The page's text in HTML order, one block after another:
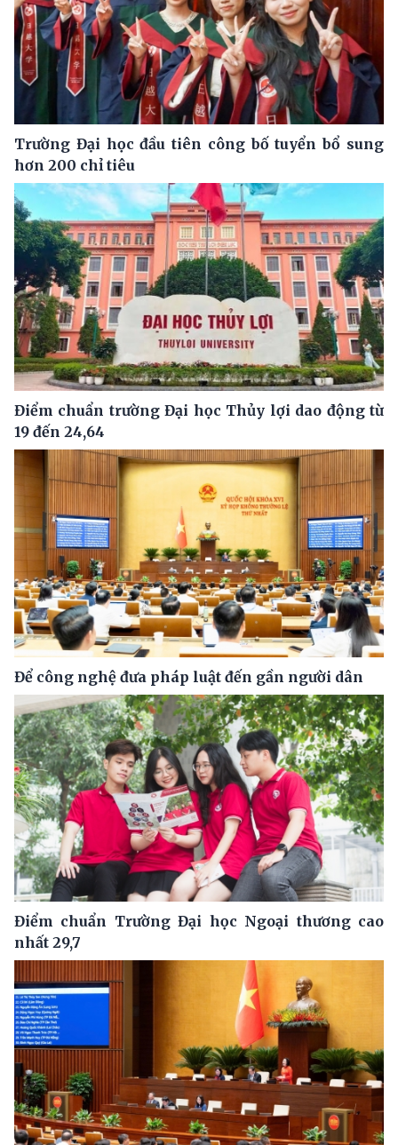
Trường Đại học đầu tiên công bố tuyển bổ sung
hơn 200 chỉ tiêu
Điểm chuẩn trường Đại học Thủy lợi dao động từ
19 đến 24,64
Để công nghệ đưa pháp luật đến gần người dân
Điểm chuẩn Trường Đại học Ngoại thương cao
nhất 29,7